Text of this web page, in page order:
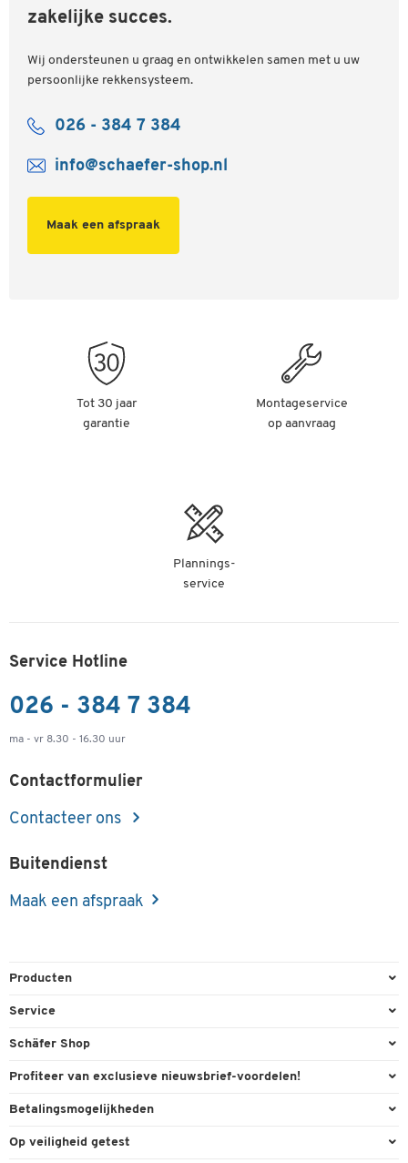
zakelijke succes.
Wij ondersteunen u graag en ontwikkelen samen met u uw
persoonlijke rekkensysteem.
026 - 384 7 384
info@schaefer-shop.nl
Maak een afspraak
Tot 30 jaar
garantie
Montageservice
op aanvraag
Plannings-
service
Service Hotline
026 - 384 7 384
ma - vr 8.30 - 16.30 uur
Contactformulier
Contacteer ons
Buitendienst
Maak een afspraak
Producten
Kantoorbenodigdheden
Milieutechniek
Reiniging & hygiëne
Service
Bestelling herroepen
Inkt & Toner
Schäfer Shop
Algemene voorwaarden
Online catalogi
Profiteer van exclusieve nieuwsbrief-voordelen!
Welkomstgeschenk
Betalingsmogelijkheden
Paypal
Op veiligheid getest